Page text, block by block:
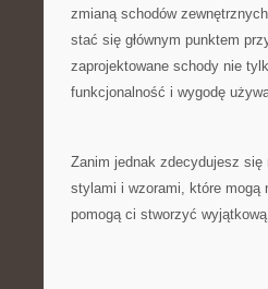
zmianą schodów⁢
stać​ się głównym⁤ punktem
zaprojektowane ⁢schody nie
funkcjonalność ⁤i wygodę⁣
Zanim jednak ‌zdecydujesz​
stylami‌ i wzorami, które mogą
⁢pomogą ci stworzyć